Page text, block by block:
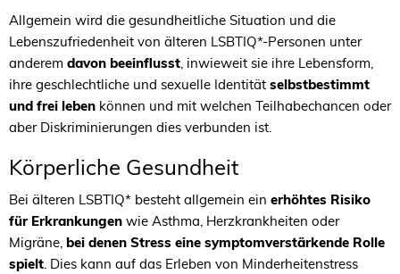
Allgemein wird die gesundheitliche Situation und die
Lebenszufriedenheit von älteren LSBTIQ*-Personen unter
anderem davon beeinflusst, inwieweit sie ihre Lebensform,
ihre geschlechtliche und sexuelle Identität selbstbestimmt
und frei leben können und mit welchen Teilhabechancen oder
aber Diskriminierungen dies verbunden ist.
Körperliche Gesundheit
Bei älteren LSBTIQ* besteht allgemein ein erhöhtes Risiko
für Erkrankungen wie Asthma, Herzkrankheiten oder
Migräne, bei denen Stress eine symptomverstärkende Rolle
spielt. Dies kann auf das Erleben von Minderheitenstress